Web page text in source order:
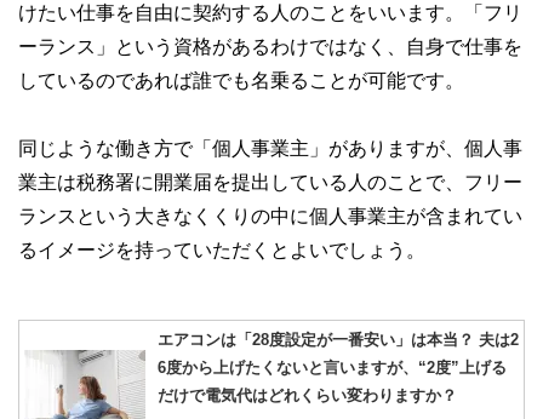
けたい仕事を自由に契約する人のことをいいます。「フリ
ーランス」という資格があるわけではなく、自身で仕事を
しているのであれば誰でも名乗ることが可能です。
同じような働き方で「個人事業主」がありますが、個人事
業主は税務署に開業届を提出している人のことで、フリー
ランスという大きなくくりの中に個人事業主が含まれてい
るイメージを持っていただくとよいでしょう。
エアコンは「28度設定が一番安い」は本当？ 夫は2
6度から上げたくないと言いますが、“2度”上げる
だけで電気代はどれくらい変わりますか？